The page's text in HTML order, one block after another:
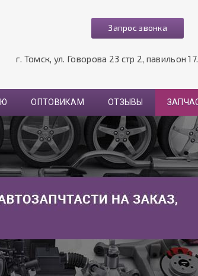
Запрос звонка
г. Томск, ул. Говорова 23 стр 2, павильон
ОПТОВИКАМ ОТЗЫВЫ